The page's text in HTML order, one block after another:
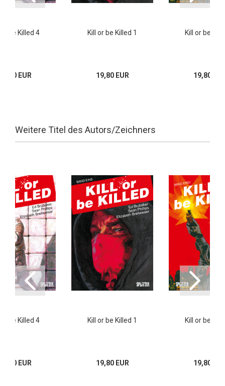
be Killed 4
EUR
Kill or be Killed 1
19,80 EUR
Kill or be
19,80
Weitere Titel des Autors/Zeichners
be Killed 4
EUR
Kill or be Killed 1
19,80 EUR
Kill or be
19,80